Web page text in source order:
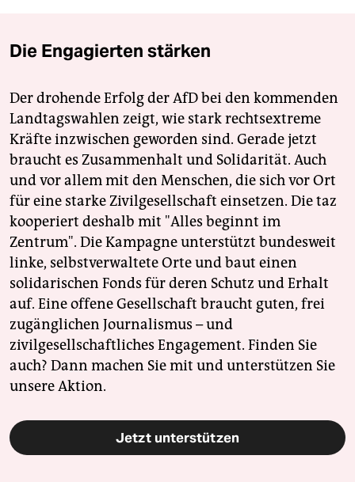
Die Engagierten stärken
Der drohende Erfolg der AfD bei den kommenden
Landtagswahlen zeigt, wie stark rechtsextreme
Kräfte inzwischen geworden sind. Gerade jetzt
braucht es Zusammenhalt und Solidarität. Auch
und vor allem mit den Menschen, die sich vor Ort
für eine starke Zivilgesellschaft einsetzen. Die taz
kooperiert deshalb mit "Alles beginnt im
Zentrum". Die Kampagne unterstützt bundesweit
linke, selbstverwaltete Orte und baut einen
solidarischen Fonds für deren Schutz und Erhalt
auf. Eine offene Gesellschaft braucht guten, frei
zugänglichen Journalismus – und
zivilgesellschaftliches Engagement. Finden Sie
auch? Dann machen Sie mit und unterstützen Sie
unsere Aktion.
Jetzt unterstützen